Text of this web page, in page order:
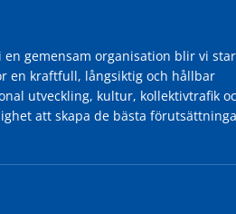
gemensam organisation blir vi
en kraftfull, långsiktig och hållbar
utveckling, kultur, kollektivtrafik
att skapa de bästa